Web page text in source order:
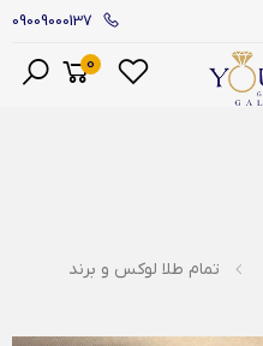
09009000137
0
تمام طلا لوکس و برند